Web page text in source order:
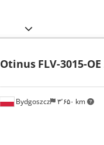
Bydgoszcz ۳٬۶۵۰ km
Otinus FLV-3015-